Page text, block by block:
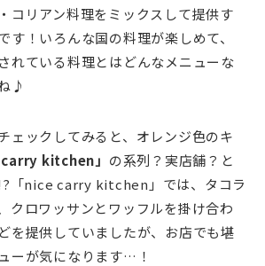
コリアン料理をミックスして提供す
す！いろんな国の料理が楽しめて、
れている料理とはどんなメニューな
♪
ェックしてみると、オレンジ色のキ
carry kitchen 」 の系列？実店舗？と
「nice carry kitchen 」では、タコラ
クロワッサンとワッフルを掛け合わ
を提供していましたが、お店でも堪
ーが気になります…！